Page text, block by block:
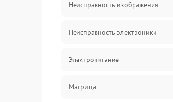
Неисправность изображения
Неисправность электроники
Электропитание
Матрица